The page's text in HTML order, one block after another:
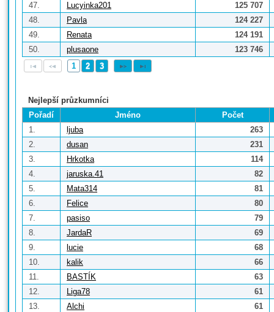
47.
Lucyinka201
125 707
48.
Pavla
124 227
49.
Renata
124 191
50.
plusaone
123 746
1
2 3
Nejlepší průzkumníci
Pořadí
Jméno
Počet
1.
ljuba
263
2.
dusan
231
3.
Hrkotka
114
4.
jaruska.41
82
5.
Mata314
81
6.
Felice
80
7.
pasiso
79
8.
JardaR
69
9.
lucie
68
10.
kalik
66
11.
BASTÍK
63
12.
Liga78
61
13.
Alchi
61